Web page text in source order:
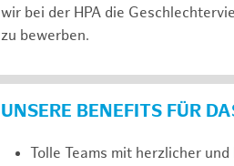
wir bei der HPA die
zu bewerben.
UNSERE BENEFITS FÜR
Tolle Teams mit herzlicher